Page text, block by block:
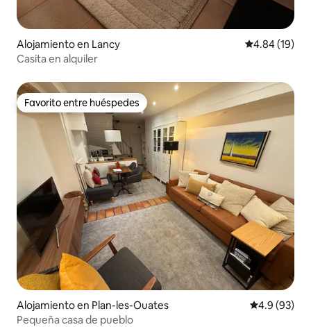
Alojamiento en Lancy Calificación
4.84 (19)
Casita en alquiler
Favorito entre huéspedes
Favorito entre huéspedes
Alojamiento en Plan-les-Ouates Calificación
4.9 (93)
Pequeña casa de pueblo